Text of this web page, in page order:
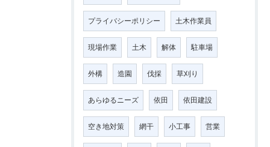
プライバシーポリシー 土木作業員
現場作業 土木 解体 駐車場
外構 造園 伐採 草刈り
あらゆるニーズ 依田 依田建設
空き地対策 網干 小工事 営業